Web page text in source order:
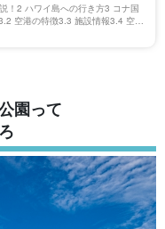
！2 ハワイ島への行き方3 コナ国
空港の特徴3.3 施設情報3.4 空港
園って